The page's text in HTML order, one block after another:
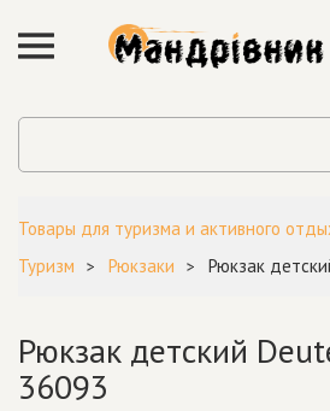
Товары для туризма и активного
Туризм
Рюкзаки Рюкзак
Рюкзак детский
36093